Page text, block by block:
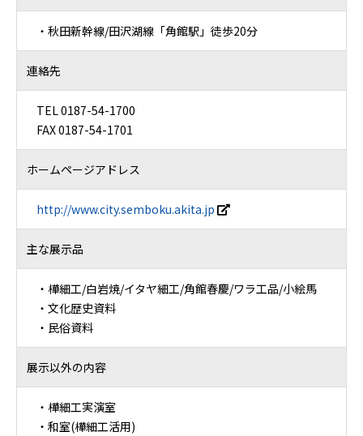
・秋田新幹線/田沢湖線「角館駅」徒歩20分
連絡先
TEL 0187-54-1700
FAX 0187-54-1701
ホームページアドレス
http://www.city.semboku.akita.jp
主な展示品
・樺細工/白岩焼/イタヤ細工/角館春慶/ワラ工品/小絵馬
・文化歴史資料
・民俗資料
展示以外の内容
・樺細工実演室
・和室(樺細工活用)